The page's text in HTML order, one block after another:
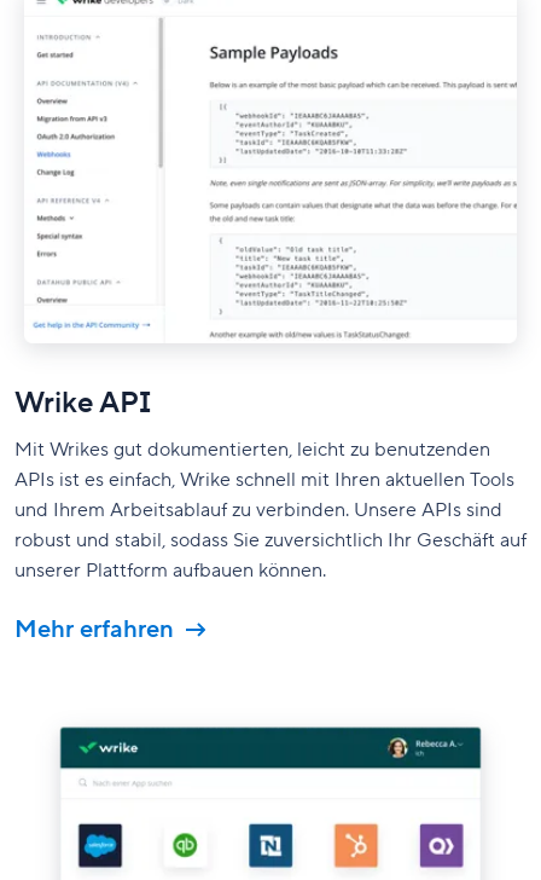
Wrike API
Mit Wrikes gut dokumentierten, leicht zu benutzenden
APIs ist es einfach, Wrike schnell mit Ihren aktuellen Tools
und Ihrem Arbeitsablauf zu verbinden. Unsere APIs sind
robust und stabil, sodass Sie zuversichtlich Ihr Geschäft auf
unserer Plattform aufbauen können.
Mehr erfahren